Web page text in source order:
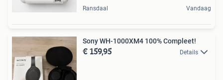
Ransdaal Vandaag
Sony WH-1000XM4 100% Compleet!
€ 159,95 Details